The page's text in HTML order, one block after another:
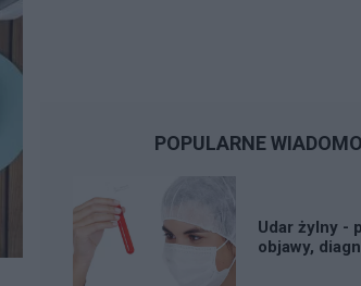
POPULARNE
Udar żylny -
objawy,